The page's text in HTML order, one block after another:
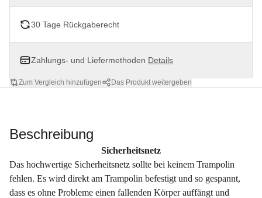
30 Tage Rückgaberecht
Zahlungs- und Liefermethoden Details
Zum Vergleich hinzufügen Das Produkt weitergeben
Beschreibung
Sicherheitsnetz
​Das hochwertige Sicherheitsnetz sollte bei keinem Trampolin
fehlen. Es wird direkt am Trampolin befestigt und so gespannt,
dass es ohne Probleme einen fallenden Körper auffängt und